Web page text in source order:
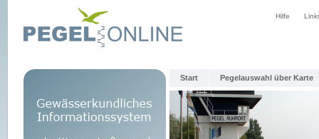
Hilfe
Start Pegelauswahl über Karte